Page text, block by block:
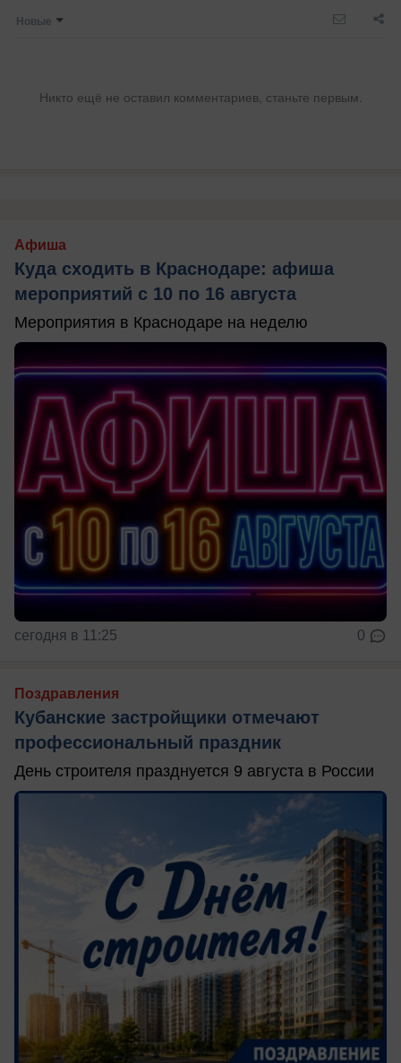
Новые
Никто ещё не оставил комментариев, станьте первым.
Афиша
Куда сходить в Краснодаре: афиша
мероприятий с 10 по 16 августа
Мероприятия в Краснодаре на неделю
сегодня в 11:25 0
Поздравления
Кубанские застройщики отмечают
профессиональный праздник
День строителя празднуется 9 августа в России